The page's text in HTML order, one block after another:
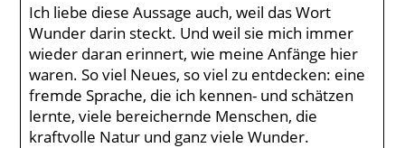
Ich liebe diese Aussage auch, weil das Wort
Wunder darin steckt. Und weil sie mich immer
wieder daran erinnert, wie meine Anfänge hier
waren. So viel Neues, so viel zu entdecken: eine
fremde Sprache, die ich kennen- und schätzen
lernte, viele bereichernde Menschen, die
kraftvolle Natur und ganz viele Wunder.